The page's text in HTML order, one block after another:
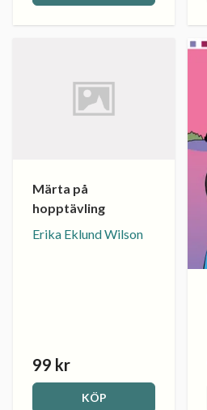
Märta på
hopptävling
Erika Eklund Wilson
99 kr
KÖP